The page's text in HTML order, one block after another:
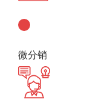
微分销